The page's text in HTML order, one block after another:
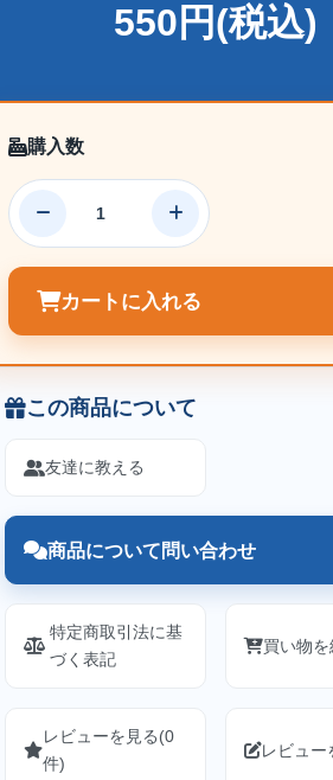
550円(税込)
購入数
カートに入れる
この商品について
友達に教える
商品について問い合わせ
特定商取引法に基
づく表記
買い物を
レビューを見る(0
件)
レビュー